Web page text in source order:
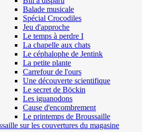
Balade musicale
Spécial Crocodiles
Jeu d'approche
Le temps à perdre I
La chapelle aux chats
Le céphalophe de Jentink
La petite plante
Carrefour de l'ours
Une découverte scientifique
Le secret de Böckin
Les iguanodons
Cause d'encombrement
Le printemps de Broussaille
sur les couvertures du magasine